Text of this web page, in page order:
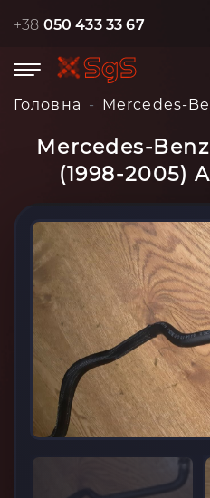
+38 050 433 33 67
Головна Mercedes-
Mercedes-
(1998-2005)